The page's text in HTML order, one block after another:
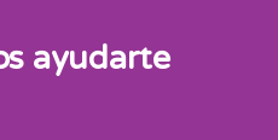
ayudarte